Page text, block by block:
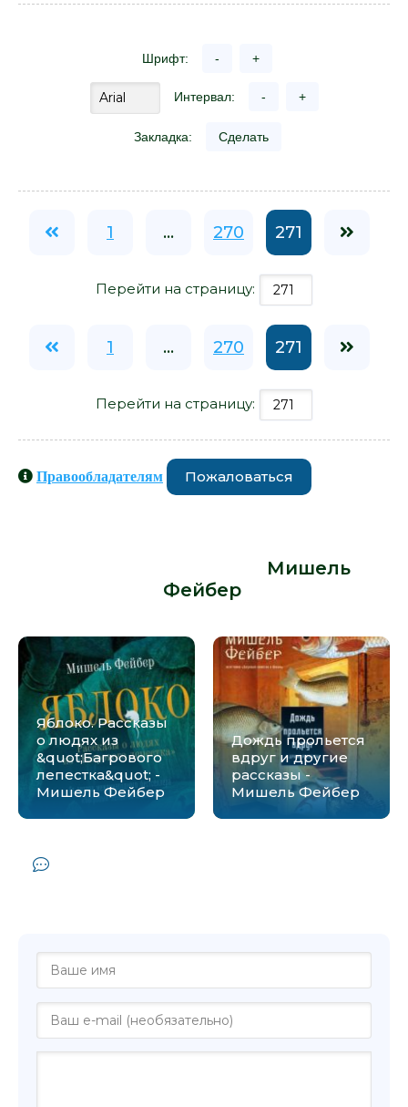
Шрифт: - +
Интервал: - +
Закладка: Сделать
1 ... 270 271
Перейти на страницу:
1 ... 270 271
Перейти на страницу:
Правообладателям Пожаловаться
Мишель
Фейбер:
Яблоко. Рассказы
о людях из
&quot;Багрового
лепестка&quot; -
Мишель Фейбер
Дождь прольется
вдруг и другие
рассказы -
Мишель Фейбер